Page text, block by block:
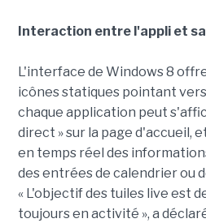
Interaction entre l'appli et
L'interface de Windows 8
icônes statiques pointant
chaque application peut
direct » sur la page d'accueil,
en temps réel des
des entrées de calendrier ou
« L'objectif des tuiles live est
toujours en activité », a